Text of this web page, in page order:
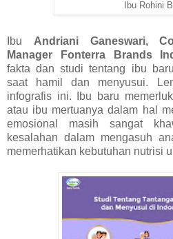
Ibu Rohini
Ibu Andriani Ganeswari,
Manager Fonterra Brands
fakta dan studi tentang ibu
saat hamil dan menyusui.
infografis ini. Ibu baru
atau ibu mertuanya dalam hal
emosional masih sangat
kesalahan dalam mengasuh
memerhatikan kebutuhan nutrisi